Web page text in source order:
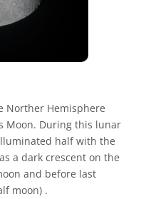
Norther Hemisphere
Moon. During this lunar
half with the
a dark crescent on the
and before last
moon) .